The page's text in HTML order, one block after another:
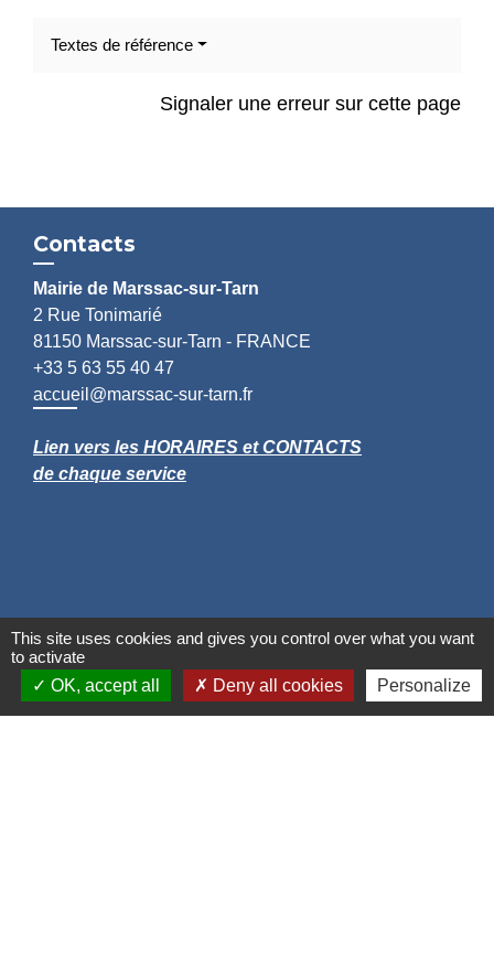
Textes de référence
Signaler une erreur sur cette page
Contacts
Mairie de Marssac-sur-Tarn
2 Rue Tonimarié
81150 Marssac-sur-Tarn - FRANCE
+33 5 63 55 40 47
accueil@marssac-sur-tarn.fr
Lien vers les HORAIRES et CONTACTS
de chaque service
This site uses cookies and gives you control over what you want
to activate
OK, accept all
Deny all cookies Personalize